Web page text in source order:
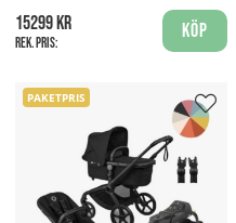
15299 kr
Rek. pris:
Köp
PAKETPRIS